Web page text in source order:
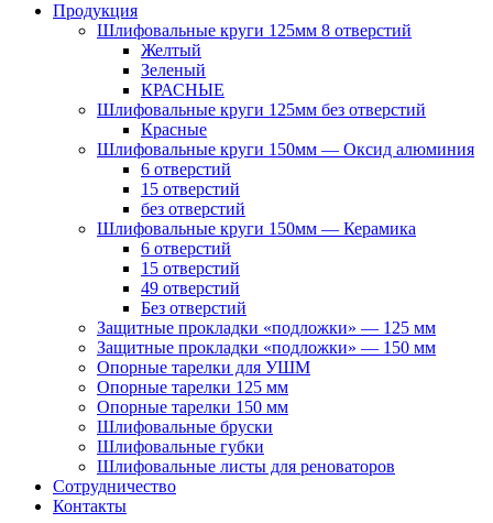
Продукция
Шлифовальные круги 125мм 8 отверстий
Желтый
Зеленый
КРАСНЫЕ
Шлифовальные круги 125мм без отверстий
Красные
Шлифовальные круги 150мм — Оксид алюминия
6 отверстий
15 отверстий
без отверстий
Шлифовальные круги 150мм — Керамика
6 отверстий
15 отверстий
49 отверстий
Без отверстий
Защитные прокладки «подложки» — 125 мм
Защитные прокладки «подложки» — 150 мм
Опорные тарелки для УШМ
Опорные тарелки 125 мм
Опорные тарелки 150 мм
Шлифовальные бруски
Шлифовальные губки
Шлифовальные листы для реноваторов
Сотрудничество
Контакты